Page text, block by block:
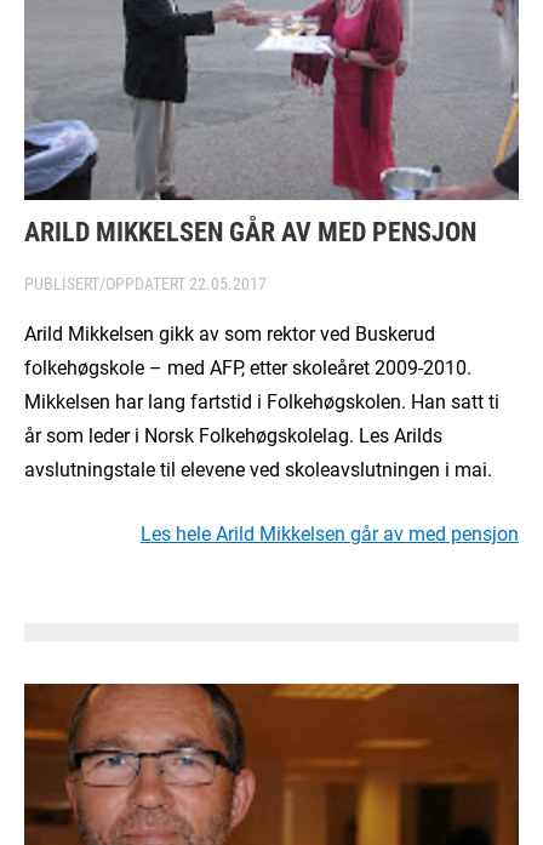
ARILD MIKKELSEN GÅR AV MED PENSJON
PUBLISERT/OPPDATERT 22.05.2017
Arild Mikkelsen gikk av som rektor ved Buskerud
folkehøgskole – med AFP, etter skoleåret 2009-2010.
Mikkelsen har lang fartstid i Folkehøgskolen. Han satt ti
år som leder i Norsk Folkehøgskolelag. Les Arilds
avslutningstale til elevene ved skoleavslutningen i mai.
Les hele Arild Mikkelsen går av med pensjon